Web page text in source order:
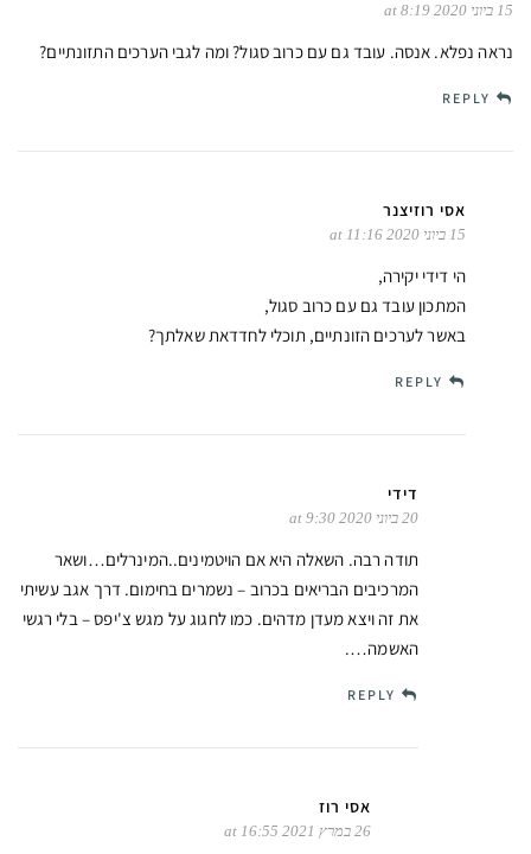
15 ביוני 2020 at 8:19
נראה נפלא. אנסה. עובד גם עם כרוב סגול? ומה לגבי הערכים התזונתיים?
REPLY
אסי רוזיצנר
15 ביוני 2020 at 11:16
הי דידי יקירה,
המתכון עובד גם עם כרוב סגול,
באשר לערכים הזונתיים, תוכלי לחדדאת שאלתך?
REPLY
דידי
20 ביוני 2020 at 9:30
תודה רבה. השאלה היא אם הויטמינים..המינרלים…ושאר
המרכיבים הבריאים בכרוב – נשמרים בחימום. דרך אגב עשיתי
את זה ויצא מעדן מדהים. כמו לחגוג על מגש צ'יפס – בלי רגשי
האשמה….
REPLY
אסי רוז
26 במרץ 2021 at 16:55